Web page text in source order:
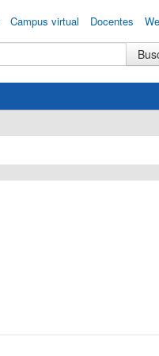
Campus virtual Docentes